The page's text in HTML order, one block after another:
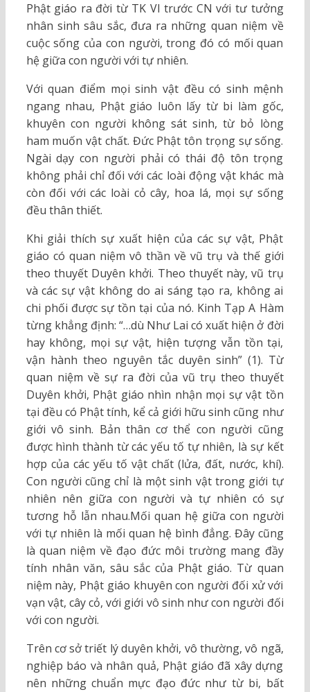
Phật giáo ra đời từ TK VI trước CN với tư tưởng
nhân sinh sâu sắc, đưa ra những quan niệm về
cuộc sống của con người, trong đó có mối quan
hệ giữa con người với tự nhiên.
Với quan điểm mọi sinh vật đều có sinh mệnh
ngang nhau, Phật giáo luôn lấy từ bi làm gốc,
khuyên con người không sát sinh, từ bỏ lòng
ham muốn vật chất. Đức Phật tôn trọng sự sống.
Ngài dạy con người phải có thái độ tôn trọng
không phải chỉ đối với các loài động vật khác mà
còn đối với các loài cỏ cây, hoa lá, mọi sự sống
đều thân thiết.
Khi giải thích sự xuất hiện của các sự vật, Phật
giáo có quan niệm vô thần về vũ trụ và thế giới
theo thuyết Duyên khởi. Theo thuyết này, vũ trụ
và các sự vật không do ai sáng tạo ra, không ai
chi phối được sự tồn tại của nó. Kinh Tạp A Hàm
từng khẳng định: “…dù Như Lai có xuất hiện ở đời
hay không, mọi sự vật, hiện tượng vẫn tồn tại,
vận hành theo nguyên tắc duyên sinh” (1). Từ
quan niệm về sự ra đời của vũ trụ theo thuyết
Duyên khởi, Phật giáo nhìn nhận mọi sự vật tồn
tại đều có Phật tính, kể cả giới hữu sinh cũng như
giới vô sinh. Bản thân cơ thể con người cũng
được hình thành từ các yếu tố tự nhiên, là sự kết
hợp của các yếu tố vật chất (lửa, đất, nước, khí).
Con người cũng chỉ là một sinh vật trong giới tự
nhiên nên giữa con người và tự nhiên có sự
tương hỗ lẫn nhau.Mối quan hệ giữa con người
với tự nhiên là mối quan hệ bình đẳng. Đây cũng
là quan niệm về đạo đức môi trường mang đầy
tính nhân văn, sâu sắc của Phật giáo. Từ quan
niệm này, Phật giáo khuyên con người đối xử với
vạn vật, cây cỏ, với giới vô sinh như con người đối
với con người.
Trên cơ sở triết lý duyên khởi, vô thường, vô ngã,
nghiệp báo và nhân quả, Phật giáo đã xây dựng
nên những chuẩn mực đạo đức như từ bi, bất